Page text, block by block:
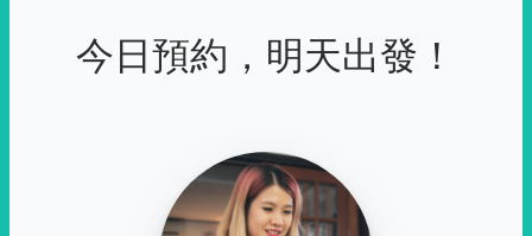
今日預約，明天出發！